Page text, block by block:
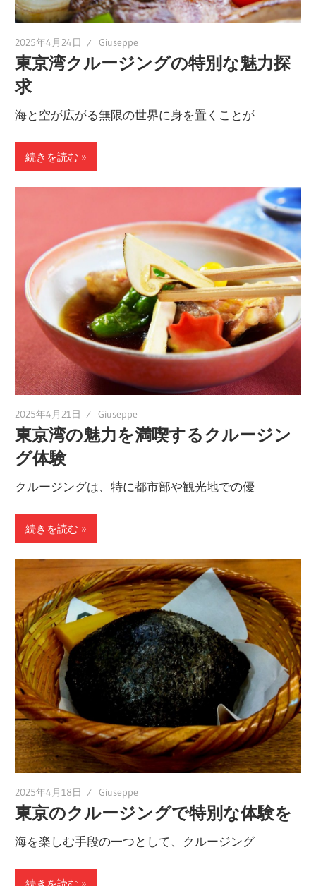
2025年4月24日 Giuseppe
東京湾クルージングの特別な魅力探
求
海と空が広がる無限の世界に身を置くことが
続きを読む
2025年4月21日 Giuseppe
東京湾の魅力を満喫するクルージン
グ体験
クルージングは、特に都市部や観光地での優
続きを読む
2025年4月18日 Giuseppe
東京のクルージングで特別な体験を
海を楽しむ手段の一つとして、クルージング